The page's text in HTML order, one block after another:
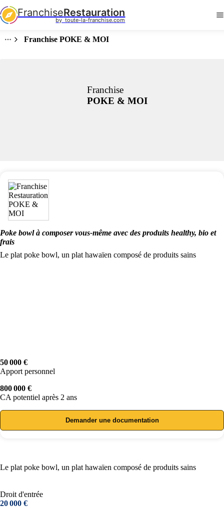
FranchiseRestauration
by  toute-la-franchise.com
Franchise POKE & MOI
Franchise
POKE & MOI
Poke bowl à composer vous-même avec des produits healthy, bio et
frais
Le plat poke bowl, un plat hawaïen composé de produits sains
50 000 €
Apport personnel
800 000 €
CA potentiel après 2 ans
Demander une documentation
Le plat poke bowl, un plat hawaïen composé de produits sains
Droit d'entrée
20 000 €